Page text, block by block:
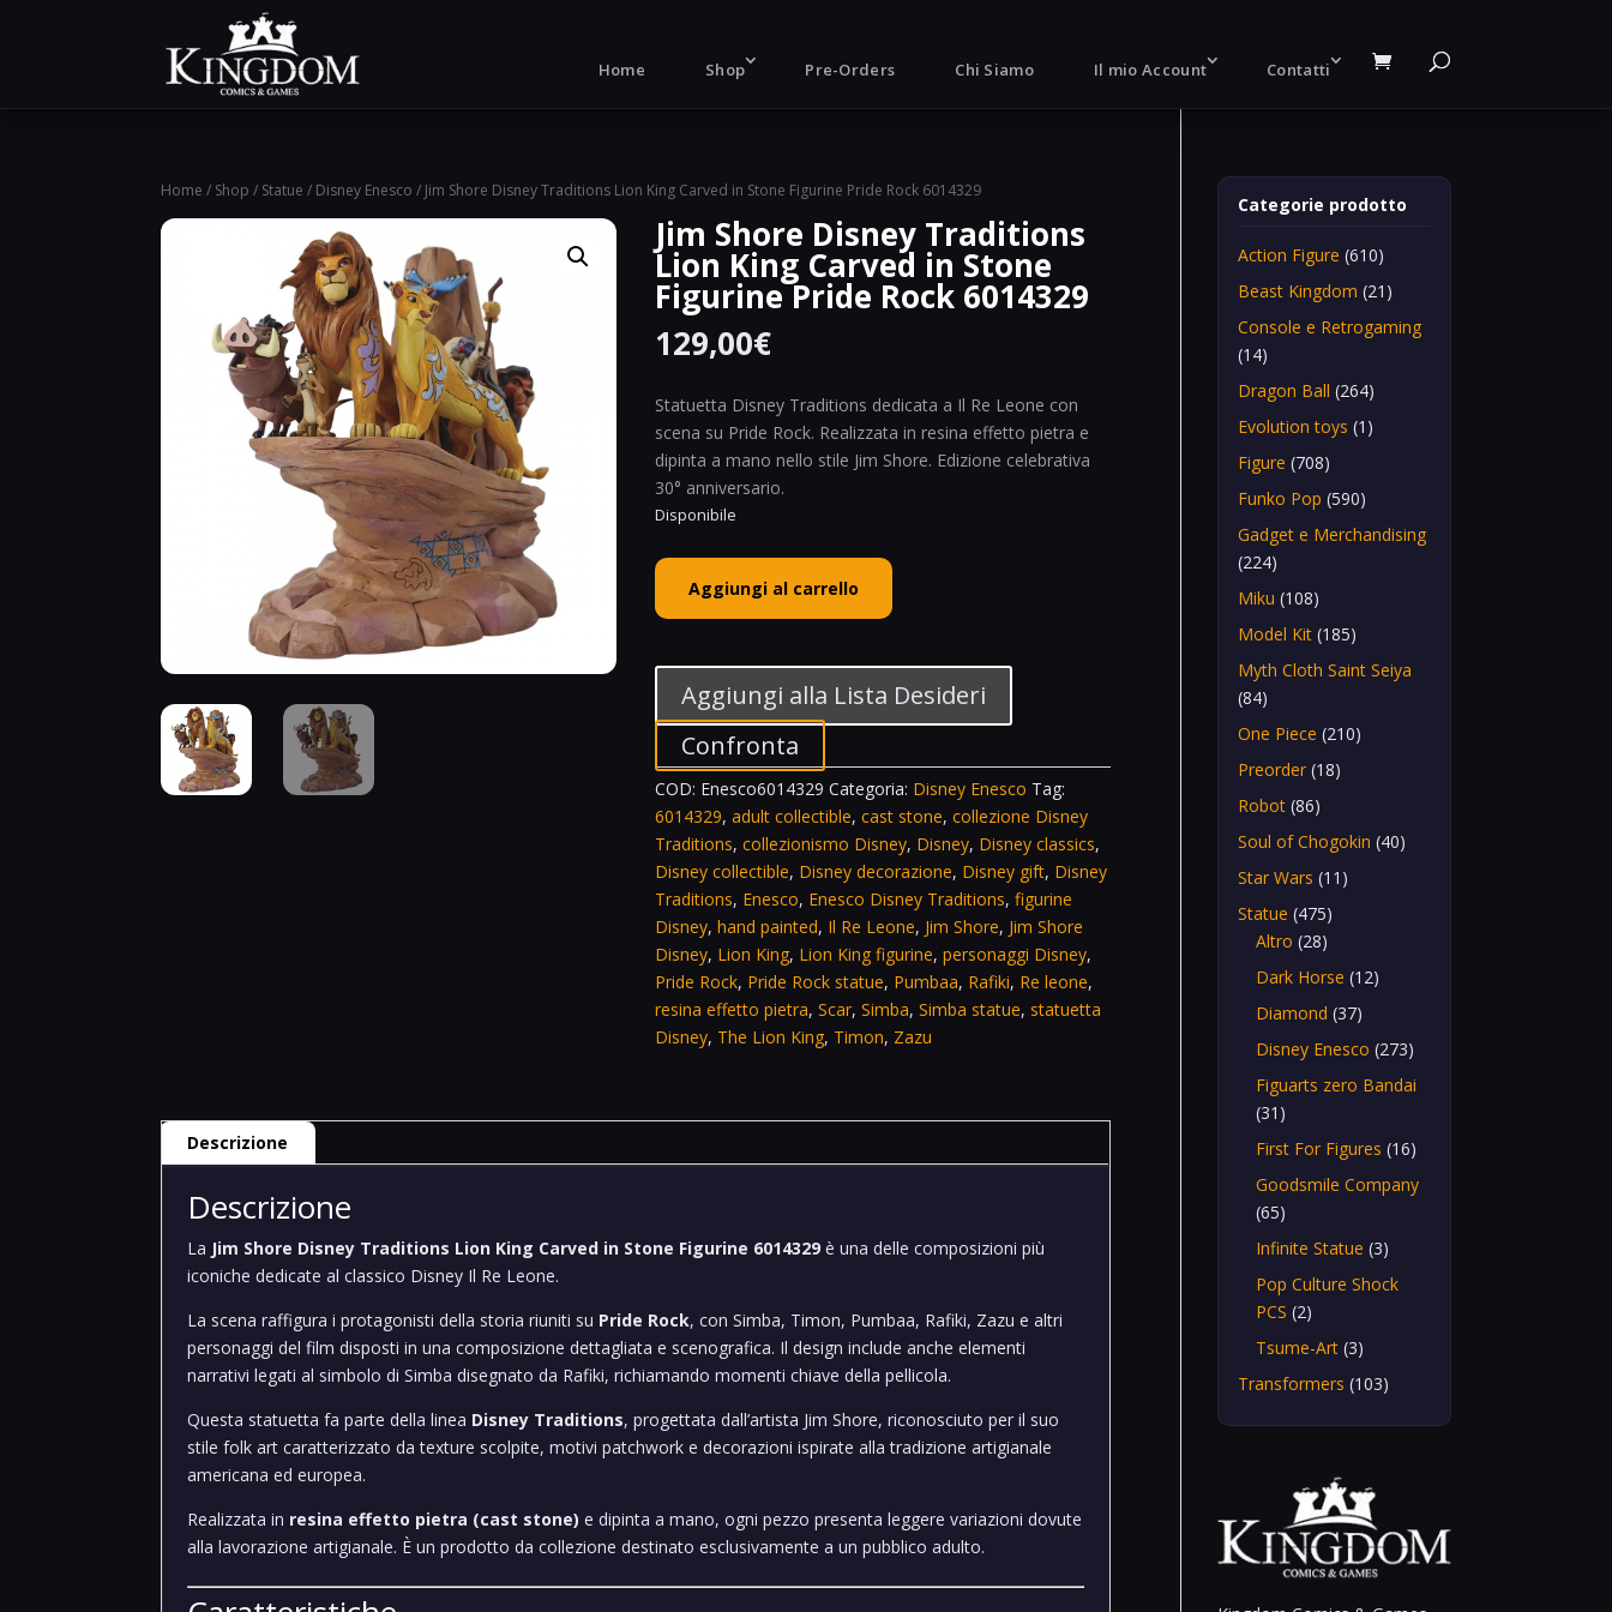
Home Shop Pre-Orders Chi Siamo Il mio Account Contatti
Home / Shop / Statue / Disney Enesco / Jim Shore Disney Traditions Lion King Carved in Stone Figurine Pride Rock 6014329
Jim Shore Disney Traditions
Lion King Carved in Stone
Figurine Pride Rock 6014329
129,00€
Statuetta Disney Traditions dedicata a Il Re Leone con
scena su Pride Rock. Realizzata in resina effetto pietra e
dipinta a mano nello stile Jim Shore. Edizione celebrativa
30° anniversario.
Disponibile
Jim
Shore
Disney
King
Carved
in
Stone
Figurine
Pride
Rock
6014329
quantità
Aggiungi al carrello
Aggiungi alla Lista Desideri
Confronta
COD: Enesco6014329 Categoria: Disney Enesco Tag:
6014329,adult collectible,cast stone,collezione Disney
Traditions,collezionismo Disney, Disney, Disney classics,
Disney collectible, Disney decorazione, Disney gift, Disney
Traditions, Enesco, Enesco Disney Traditions,figurine
Disney,hand painted, Il Re Leone, Jim Shore, Jim Shore
Disney, Lion King, Lion King figurine,personaggi Disney,
Pride Rock, Pride Rock statue, Pumbaa, Rafiki, Re leone,
resina effetto pietra,Scar,Simba,Simba statue, statuetta
Disney, The Lion King, Timon, Zazu
Descrizione
Descrizione
La Jim Shore Disney Traditions Lion King Carved in Stone Figurine 6014329 è una delle composizioni più
iconiche dedicate al classico Disney Il Re Leone.
La scena raffigura i protagonisti della storia riuniti su Pride Rock, con Simba, Timon, Pumbaa, Rafiki, Zazu e altri
personaggi del film disposti in una composizione dettagliata e scenografica. Il design include anche elementi
narrativi legati al simbolo di Simba disegnato da Rafiki, richiamando momenti chiave della pellicola.
Questa statuetta fa parte della linea Disney Traditions, progettata dall’artista Jim Shore, riconosciuto per il suo
stile folk art caratterizzato da texture scolpite, motivi patchwork e decorazioni ispirate alla tradizione artigianale
americana ed europea.
Realizzata in resina effetto pietra (cast stone) e dipinta a mano, ogni pezzo presenta leggere variazioni dovute
alla lavorazione artigianale. È un prodotto da collezione destinato esclusivamente a un pubblico adulto.
Categorie prodotto
Action Figure (610)
Beast Kingdom (21)
Console e Retrogaming
(14)
Dragon Ball (264)
Evolution toys (1)
Figure (708)
Funko Pop (590)
Gadget e Merchandising
(224)
Miku (108)
Model Kit (185)
Myth Cloth Saint Seiya
(84)
One Piece (210)
Preorder (18)
Robot (86)
Soul of Chogokin (40)
Star Wars (11)
Statue (475)
Altro (28)
Dark Horse (12)
Diamond (37)
Disney Enesco (273)
Figuarts zero Bandai
(31)
First For Figures (16)
Goodsmile Company
(65)
Infinite Statue (3)
Pop Culture Shock
PCS (2)
Tsume-Art (3)
Transformers (103)